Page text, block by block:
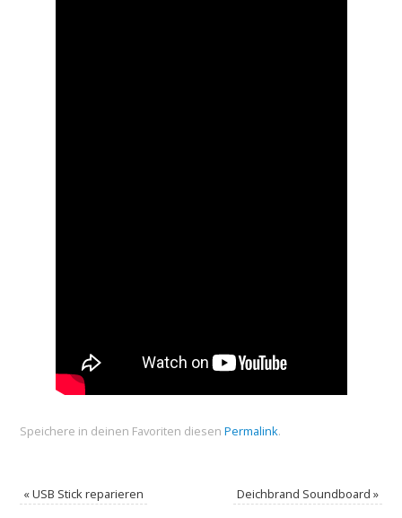
Speichere in deinen Favoriten diesen Permalink.
«USB Stick reparieren Deichbrand Soundboard»